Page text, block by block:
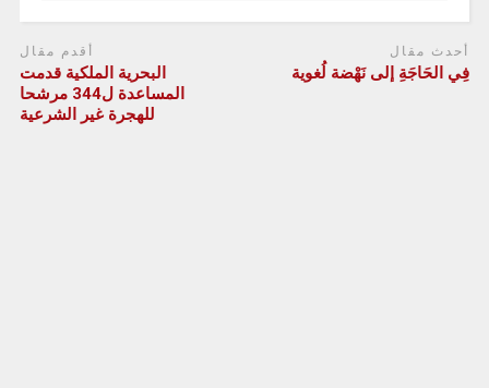
أحدث مقال
فِي الحَاجَةِ إلى نَهْضة لُغوية
أقدم مقال
البحرية الملكية قدمت
المساعدة ل344 مرشحا
للهجرة غير الشرعية